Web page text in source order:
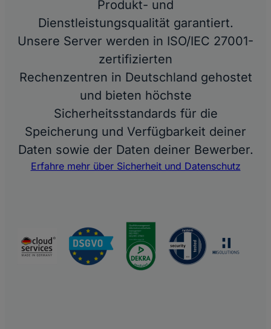
Produkt- und
Dienstleistungsqualität garantiert.
Unsere Server werden in ISO/IEC 27001-
zertifizierten
Rechenzentren in Deutschland gehostet
und bieten höchste
Sicherheitsstandards für die
Speicherung und Verfügbarkeit deiner
Daten sowie der Daten deiner Bewerber.
Erfahre mehr über Sicherheit und Datenschutz